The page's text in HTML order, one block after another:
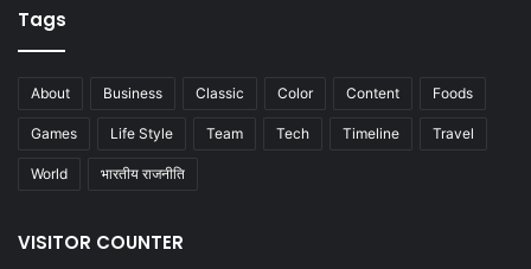
Tags
About Business Classic Color Content Foods
Games Life Style Team Tech Timeline Travel
World भारतीय राजनीति
VISITOR COUNTER